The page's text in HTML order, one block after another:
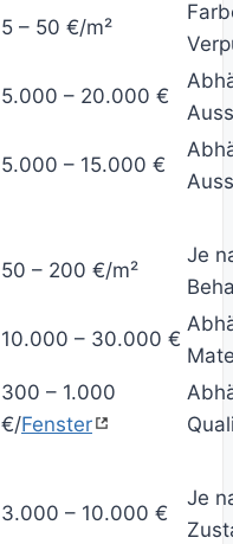
5 – 50 €/m²
5.000 – 20.000 €
5.000 – 15.000 €
50 – 200 €/m²
Je
10.000 – 30.000 €
300 – 1.000
€/Fenster
3.000 – 10.000 €
Je